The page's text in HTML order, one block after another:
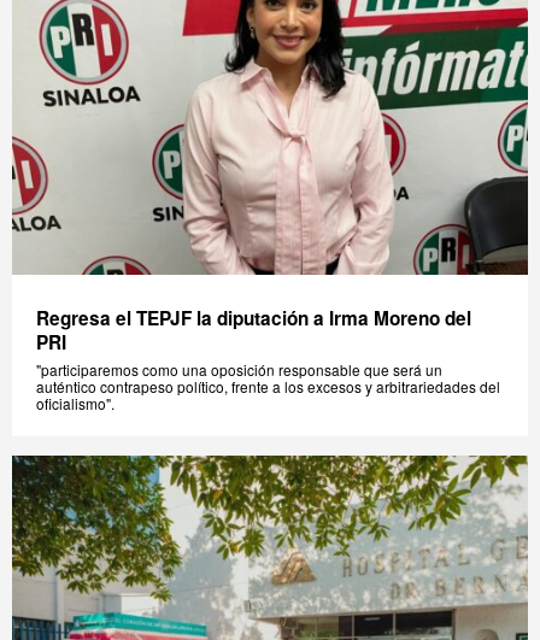
Regresa el TEPJF la diputación a Irma Moreno del
PRI
"participaremos como una oposición responsable que será un
auténtico contrapeso político, frente a los excesos y arbitrariedades del
oficialismo".